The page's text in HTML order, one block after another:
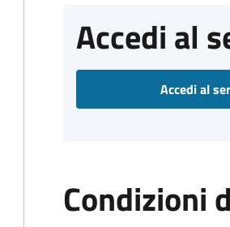
Accedi al
Accedi al
Condizioni